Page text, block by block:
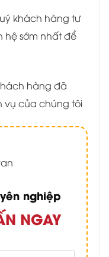
khách hàng tư
hệ sớm nhất để
hàng đã
vụ của chúng tôi
nghiệp
NGAY